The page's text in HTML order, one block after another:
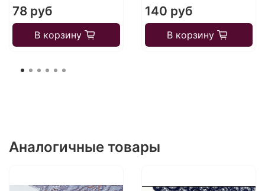
78 руб
В корзину
140 руб
В корзину
Аналогичные товары